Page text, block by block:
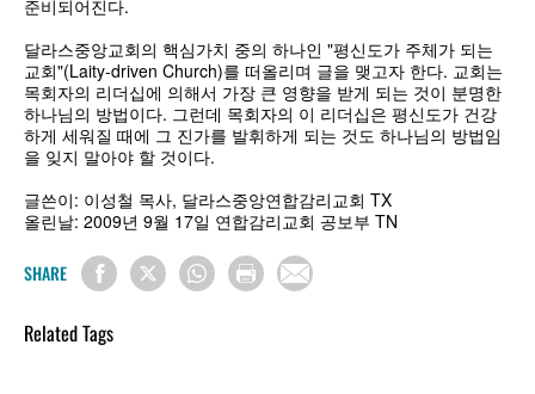
준비되어진다.
달라스중앙교회의 핵심가치 중의 하나인 "평신도가 주체가 되는
교회"(Laity-driven Church)를 떠올리며 글을 맺고자 한다. 교회는
목회자의 리더십에 의해서 가장 큰 영향을 받게 되는 것이 분명한
하나님의 방법이다. 그런데 목회자의 이 리더십은 평신도가 건강
하게 세워질 때에 그 진가를 발휘하게 되는 것도 하나님의 방법임
을 잊지 말아야 할 것이다.
글쓴이: 이성철 목사, 달라스중앙연합감리교회 TX
올린날: 2009년 9월 17일 연합감리교회 공보부 TN
SHARE
Related Tags